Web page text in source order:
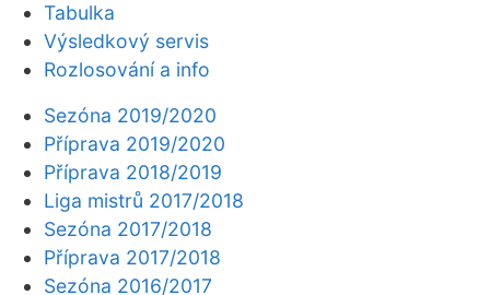
Tabulka
Výsledkový servis
Rozlosování a info
Sezóna 2019/2020
Příprava 2019/2020
Příprava 2018/2019
Liga mistrů 2017/2018
Sezóna 2017/2018
Příprava 2017/2018
Sezóna 2016/2017